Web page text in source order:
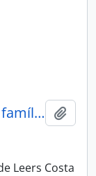
Joaquim da Costa Ribeiro com família e amigos
Leers Costa